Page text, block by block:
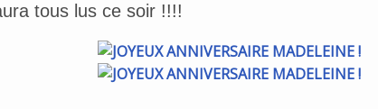
tous lus ce soir !!!!